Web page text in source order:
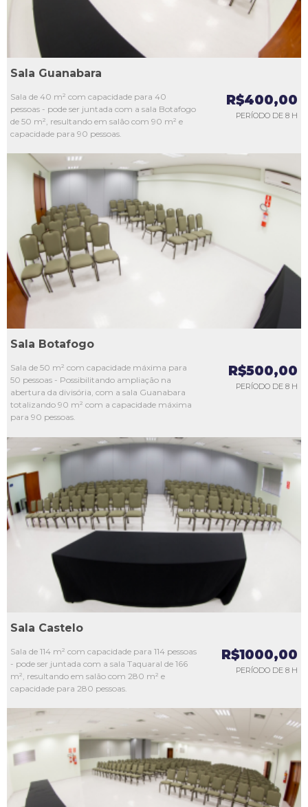
Sala Guanabara
Sala de 40 m² com capacidade para 40
pessoas - pode ser juntada com a sala Botafogo
de 50 m², resultando em salão com 90 m² e
capacidade para 90 pessoas.
R$400,00
PERÍODO DE 8 H
L1
L2
L3
L4
Sala Botafogo
Sala de 50 m² com capacidade máxima para
50 pessoas - Possibilitando ampliação na
abertura da divisória, com a sala Guanabara
totalizando 90 m² com a capacidade máxima
para 90 pessoas.
R$500,00
PERÍODO DE 8 H
L2
L3
L4
Sala Castelo
Sala de 114 m² com capacidade para 114 pessoas
- pode ser juntada com a sala Taquaral de 166
m², resultando em salão com 280 m² e
capacidade para 280 pessoas.
R$1000,00
PERÍODO DE 8 H
L3
L4